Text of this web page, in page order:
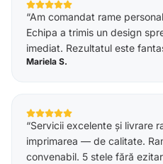
“Am comandat rame
Echipa a trimis un design
imediat. Rezultatul este
Mariela S.
“Servicii excelente și livrare
imprimarea — de calitate.
convenabil. 5 stele fără